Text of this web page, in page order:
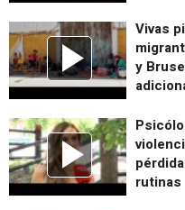
Vivas
y
rutinas